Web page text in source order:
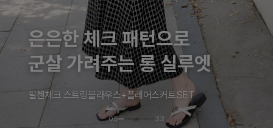
특별한 날을 빛내는
하객룩의 정석
로즐리본 러플블라우스
06 33